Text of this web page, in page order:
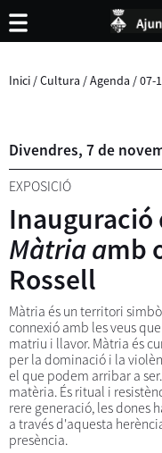
Inici /Cultura /Agenda /07-
Divendres, 7de
EXPOSICIÓ
Inauguració
Màtria amb
Rossell
Màtria és un territori
connexió amb les veus
matriu i llavor. Màtria és
per la dominació i la
el que podem arribar a
matèria. És ritual i
rere generació, les dones
a través d'aquesta
presència.